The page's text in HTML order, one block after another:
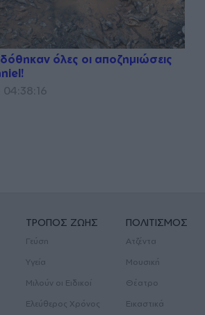
όλες οι αποζημιώσεις
ΤΡΟΠΟΣ ΖΩΗΣ
Γεύση
Υγεία
Μιλούν οι Ειδικοί
Ελεύθερος Χρόνος
ΠΟΛΙΤΙΣΜΟΣ
Ατζέντα
Μουσική
Θέατρο
Εικαστικά